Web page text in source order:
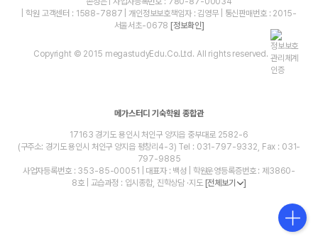
| 학원 고객센터 : 1588-7887 | 개인정보보호책임자 : 김영무 | 통신판매번호 : 2015-
서울서초-0678[정보확인]
Copyright © 2015 megastudyEdu.Co.Ltd. All rights reserved.
메가스터디 기숙학원 종합관
17163 경기도 용인시 처인구 양지읍 중부대로 2582-6
(구주소: 경기도 용인시 처인구 양지읍 평창리4-3) Tel : 031-797-9332, Fax : 031-
797-9885
사업자등록번호 : 353-85-00051 | 대표자 : 백성 | 학원운영등록증번호 : 제3860-
8호 | 교습과정 : 입시종합, 진학상담 ·지도 [전체보기 ]